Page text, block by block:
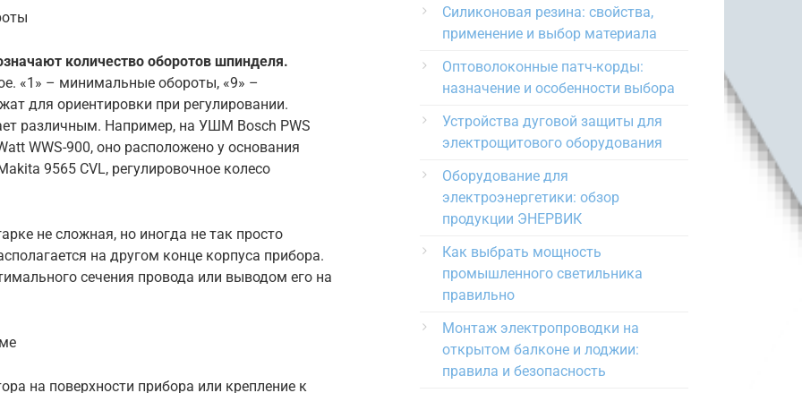
количество оборотов шпинделя.
«1» – минимальные обороты, «9» –
для ориентировки при регулировании.
различным. Например, на УШМ Bosch PWS
WWS-900, оно расположено у основания
9565 CVL, регулировочное колесо
не сложная, но иногда не так просто
на другом конце корпуса прибора.
сечения провода или выводом его на
на поверхности прибора или крепление к
Силиконовая резина: свойства,
применение и выбор материала
Оптоволоконные патч-корды:
назначение и особенности выбора
Устройства дуговой защиты для
электрощитового оборудования
Оборудование для
электроэнергетики: обзор
продукции ЭНЕРВИК
Как выбрать мощность
промышленного светильника
правильно
Монтаж электропроводки на
открытом балконе и лоджии:
правила и безопасность